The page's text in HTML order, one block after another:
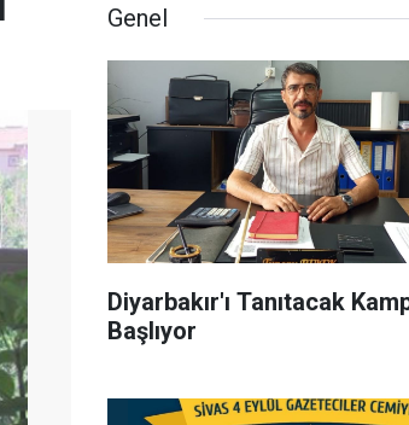
Genel
Diyarbakır'ı Tanıtacak
Başlıyor